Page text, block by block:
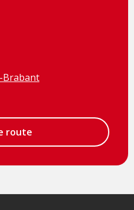
Brabant
route